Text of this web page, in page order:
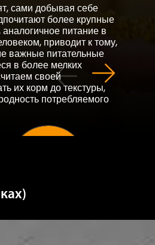
сами добывая себе
более крупные
питание в
приводит к тому,
важные питательные
в более мелких
своей
их корм до текстуры,
потребляемого